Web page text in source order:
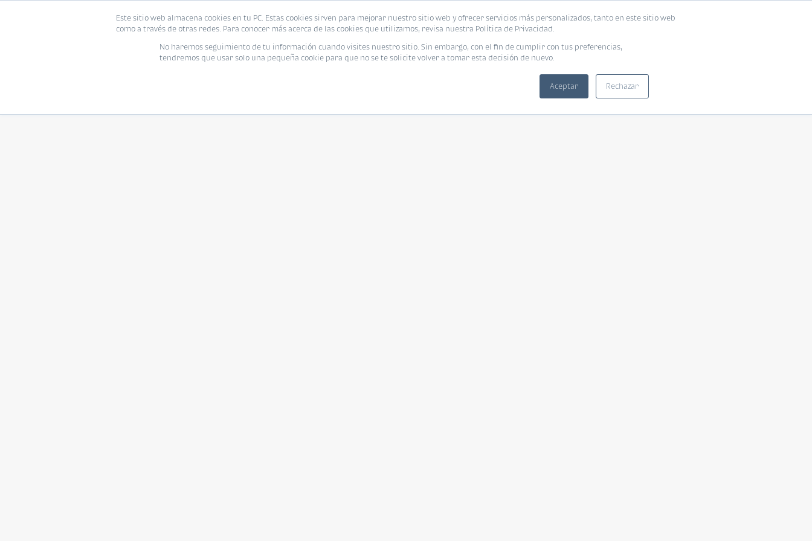
Este sitio web almacena cookies en tu PC. Estas cookies sirven para mejorar nuestro sitio web y ofrecer servicios más personalizados, tanto en este sitio web
como a través de otras redes. Para conocer más acerca de las cookies que utilizamos, revisa nuestra Política de Privacidad.
No haremos seguimiento de tu información cuando visites nuestro sitio. Sin embargo, con el fin de cumplir con tus preferencias,
tendremos que usar solo una pequeña cookie para que no se te solicite volver a tomar esta decisión de nuevo.
Aceptar Rechazar